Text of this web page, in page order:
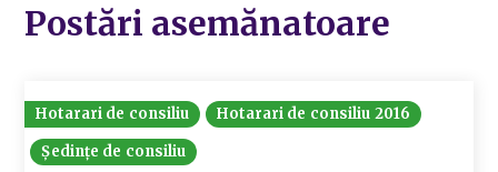
Postări asemănatoare
Hotarari de consiliu
Hotarari de consiliu 2016
Ședințe de consiliu